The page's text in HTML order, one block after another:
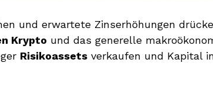
und erwartete Zinserhöhungen
Krypto und das generelle
Risikoassets verkaufen und Kapital